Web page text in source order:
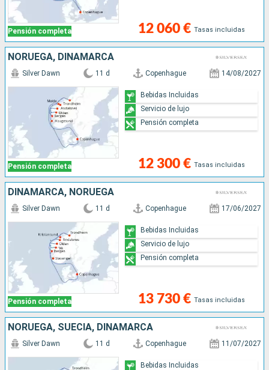
Pensión completa 12 060 € Tasas incluidas
NORUEGA, DINAMARCA
Pensión completa
Silver Dawn 11 d Copenhague 14/08/2027
12 300 € Tasas incluidas
Bebidas Incluidas
Servicio de lujo
Pensión completa
DINAMARCA, NORUEGA
Pensión completa
Silver Dawn 11 d Copenhague 17/06/2027
13 730 € Tasas incluidas
Bebidas Incluidas
Servicio de lujo
Pensión completa
NORUEGA, SUECIA, DINAMARCA
Silver Dawn 11 d Copenhague 11/07/2027
Bebidas Incluidas